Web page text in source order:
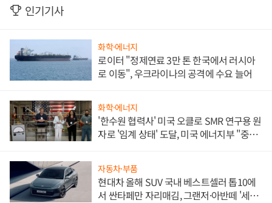
인기기사
화학·에너지
로이터 "정제연료 3만 톤 한국에서 러시아
로 이동", 우크라이나의 공격에 수요 늘어
화학·에너지
'한수원 협력사' 미국 오클로 SMR 연구용 원
자로 '임계 상태' 도달, 미국 에너지부 "중요
자동차·부품
현대차 올해 SUV 국내 베스트셀러 톱10에
서 싼타페만 자리매김, 그랜저·아반떼 '세단